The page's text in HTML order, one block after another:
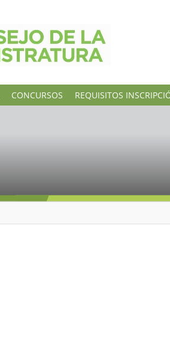
CONCURSOS REQUISITOS